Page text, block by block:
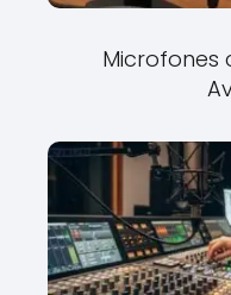
Microfones